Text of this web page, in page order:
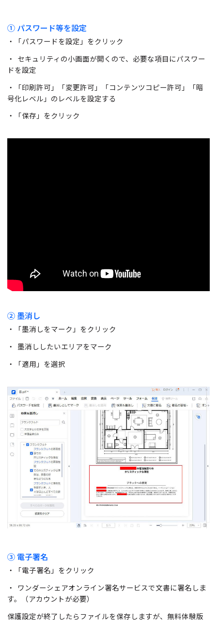
① パスワード等を設定
・「パスワードを設定」をクリック
・ セキュリティの小画面が開くので、必要な項目にパスワー
ドを設定
・「印刷許可」「変更許可」「コンテンツコピー許可」「暗
号化レベル」のレベルを設定する
・「保存」をクリック
② 墨消し
・「墨消しをマーク」をクリック
・ 墨消ししたいエリアをマーク
・「適用」を選択
③ 電子署名
・「電子署名」をクリック
・ ワンダーシェアオンライン署名サービスで文書に署名しま
す。（アカウントが必要）
保護設定が終了したらファイルを保存しますが、無料体験版